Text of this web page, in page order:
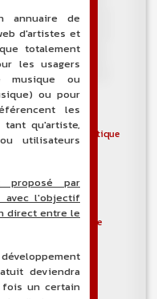
hardcore
industriel
électronique
Musique électroacoustique
jazz
jazz
expérimentale
Folk progressif
rock
annuaire de
d'artistes et
totalement
les usagers
musique ou
ou pour
les
qu'artiste,
utilisateurs
par
avec l'objectif
direct entre le
deviendra
un certain